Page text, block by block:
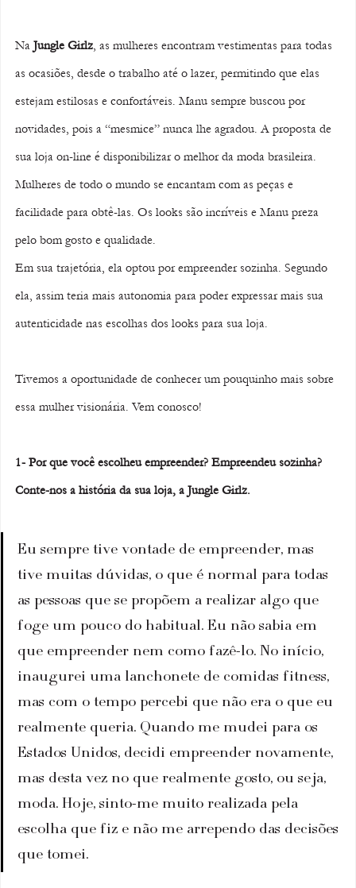
Na Jungle Girlz, as mulheres encontram vestimentas para todas
as ocasiões, desde o trabalho até o lazer, permitindo que elas
estejam estilosas e confortáveis. Manu sempre buscou por
novidades, pois a “mesmice” nunca lhe agradou. A proposta de
sua loja on-line é disponibilizar o melhor da moda brasileira.
Mulheres de todo o mundo se encantam com as peças e
facilidade para obtê-las. Os looks são incríveis e Manu preza
pelo bom gosto e qualidade.
Em sua trajetória, ela optou por empreender sozinha. Segundo
ela, assim teria mais autonomia para poder expressar mais sua
autenticidade nas escolhas dos looks para sua loja.
Tivemos a oportunidade de conhecer um pouquinho mais sobre
essa mulher visionária. Vem conosco!
1- Por que você escolheu empreender? Empreendeu sozinha?
Conte-nos a história da sua loja, a Jungle Girlz.
Eu sempre tive vontade de empreender, mas
tive muitas dúvidas, o que é normal para todas
as pessoas que se propõem a realizar algo que
foge um pouco do habitual. Eu não sabia em
que empreender nem como fazê-lo. No início,
inaugurei uma lanchonete de comidas fitness,
mas com o tempo percebi que não era o que eu
realmente queria. Quando me mudei para os
Estados Unidos, decidi empreender novamente,
mas desta vez no que realmente gosto, ou seja,
moda. Hoje, sinto-me muito realizada pela
escolha que fiz e não me arrependo das decisões
que tomei.